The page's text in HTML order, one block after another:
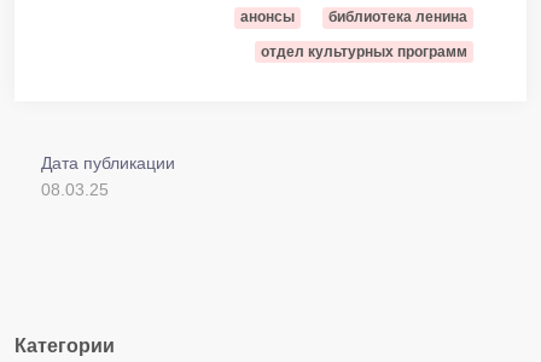
анонсы библиотека ленина
отдел культурных программ
Дата публикации
08.03.25
Категории